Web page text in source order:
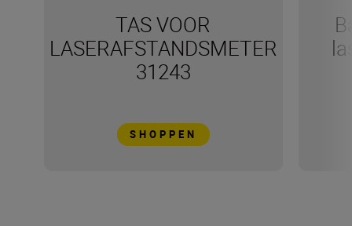
TAS VOOR
LASERAFSTANDSMETER
31243
SHOPPEN